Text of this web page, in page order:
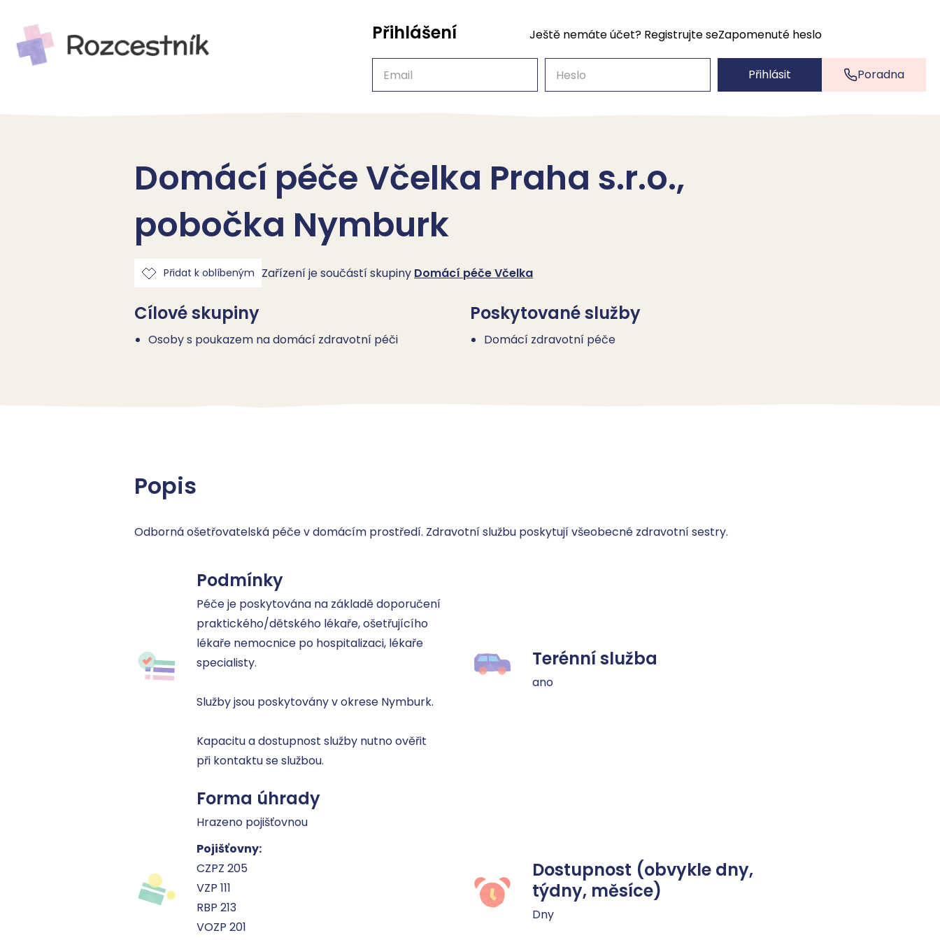
Poradna
Přihlášení Ještě nemáte účet? Registrujte seZapomenuté heslo
Přihlásit
Domácí péče Včelka Praha s.r.o.,
pobočka Nymburk
Přidat k oblíbeným Zařízení je součástí skupiny Domácí péče Včelka
Cílové skupiny
Osoby s poukazem na domácí zdravotní péči
Poskytované služby
Domácí zdravotní péče
Popis
Odborná ošetřovatelská péče v domácím prostředí. Zdravotní službu poskytují všeobecné zdravotní sestry.
Podmínky
Péče je poskytována na základě doporučení
praktického/dětského lékaře, ošetřujícího
lékaře nemocnice po hospitalizaci, lékaře
specialisty.
Služby jsou poskytovány v okrese Nymburk.
Kapacitu a dostupnost služby nutno ověřit
při kontaktu se službou.
Terénní služba
ano
Forma úhrady
Hrazeno pojišťovnou
Pojišťovny:
CZPZ 205
VZP 111
RBP 213
VOZP 201
Dostupnost (obvykle dny,
týdny, měsíce)
Dny